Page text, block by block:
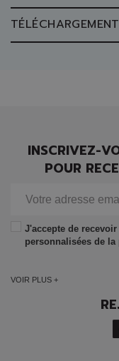
TÉLÉCHARGEMENT
INSCRIVEZ-
POUR
J'accepte de
personnalisées de la
VOIR PLUS +